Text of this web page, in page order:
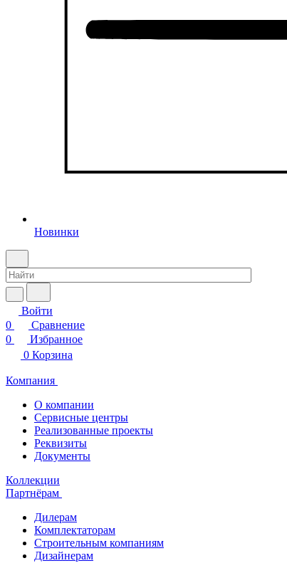
Новинки
Войти
0
Сравнение
0
Избранное
0 Корзина
Компания
О компании
Сервисные центры
Реализованные проекты
Реквизиты
Документы
Коллекции
Партнёрам
Дилерам
Комплектаторам
Строительным компаниям
Дизайнерам